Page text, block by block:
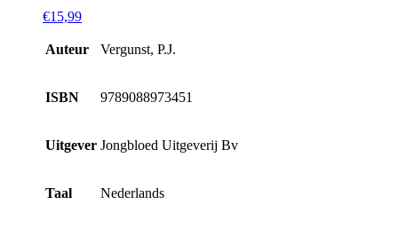
€15,99
Auteur Vergunst, P.J.
ISBN 9789088973451
Uitgever Jongbloed Uitgeverij Bv
Taal Nederlands